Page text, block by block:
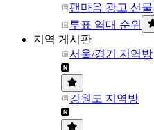
팬마음 광고 선물
투표 역대 순위
지역 게시판
서울/경기 지역방
강원도 지역방